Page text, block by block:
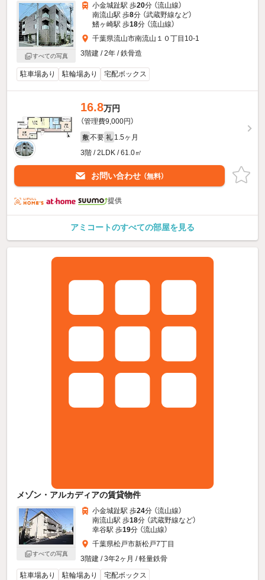
すべての写真
小金城趾駅 歩20分 （流山線）
南流山駅 歩8分 （武蔵野線など）
鰭ヶ崎駅 歩18分 （流山線）
千葉県流山市南流山１０丁目10-1
3階建 / 2年 / 鉄骨造
駐車場あり 駐輪場あり 宅配ボックス
16.8万円
（管理費9,000円）
敷 不要 礼 1.5ヶ月
3階 / 2LDK / 61.0㎡
お問い合わせ （無料）
提供
アミコートのすべての部屋を見る
メゾン・アルカディアの賃貸物件
すべての写真
小金城趾駅 歩24分 （流山線）
南流山駅 歩18分 （武蔵野線など）
幸谷駅 歩19分 （流山線）
千葉県松戸市新松戸7丁目
3階建 / 3年2ヶ月 / 軽量鉄骨
駐車場あり
駐輪場あり 宅配ボックス